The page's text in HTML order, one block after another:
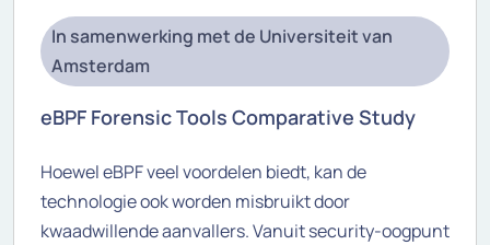
In samenwerking met de Universiteit van
Amsterdam
eBPF Forensic Tools Comparative Study
Hoewel eBPF veel voordelen biedt, kan de
technologie ook worden misbruikt door
kwaadwillende aanvallers. Vanuit security-oogpunt